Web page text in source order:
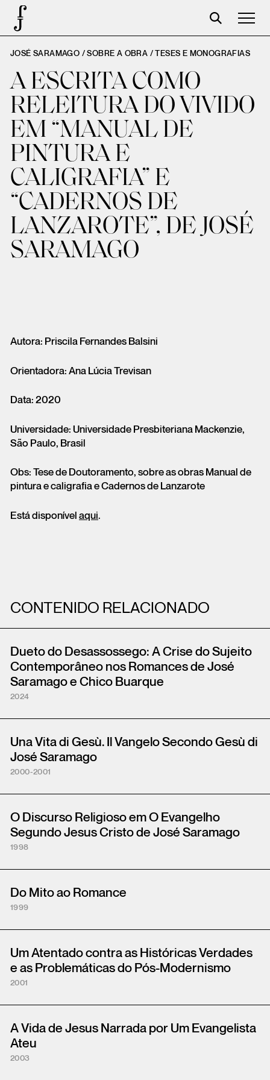
José Saramago
Programación
La Fundación
Aparceros
Centenario
Tienda
Carrito
Acceso
JOSÉ SARAMAGO / SOBRE A OBRA /TESES E MONOGRAFIAS
A ESCRITA COMO
RELEITURA DO VIVIDO
EM “MANUAL DE
PINTURA E
CALIGRAFIA” E
“CADERNOS DE
LANZAROTE”, DE JOSÉ
SARAMAGO
Autora: Priscila Fernandes Balsini
Orientadora: Ana Lúcia Trevisan
Data: 2020
Universidade: Universidade Presbiteriana Mackenzie,
São Paulo, Brasil
Obs: Tese de Doutoramento, sobre as obras Manual de
pintura e caligrafia e Cadernos de Lanzarote
Está disponível aqui.
CONTENIDO RELACIONADO
Dueto do Desassossego: A Crise do Sujeito
Contemporâneo nos Romances de José
Saramago e Chico Buarque
2024
Una Vita di Gesù. Il Vangelo Secondo Gesù di
José Saramago
2000-2001
O Discurso Religioso em O Evangelho
Segundo Jesus Cristo de José Saramago
1998
Do Mito ao Romance
1999
Um Atentado contra as Históricas Verdades
e as Problemáticas do Pós-Modernismo
2001
A Vida de Jesus Narrada por Um Evangelista
Ateu
2003